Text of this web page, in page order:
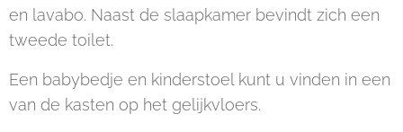
en lavabo. Naast de slaapkamer bevindt zich een
tweede toilet.
Een babybedje en kinderstoel kunt u vinden in een
van de kasten op het gelijkvloers.